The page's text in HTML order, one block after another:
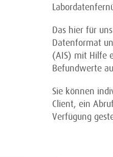
Das hier für
Datenformat
(AIS) mit Hilfe
Befundwerte
Sie können
Client, ein
Verfügung